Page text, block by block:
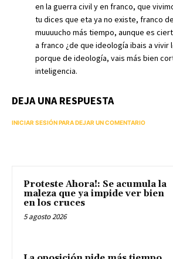
en la guerra civil y en franco, que
tu dices que eta ya no existe, franco
muuuucho más tiempo, aunque es
a franco ¿de que ideología ibais a vivir
porque de ideología, vais más bien
inteligencia.
DEJA UNA RESPUESTA
INICIAR SESIÓN PARA DEJAR UN COMENTARIO
Proteste Ahora!: Se acumula la
maleza que ya impide ver bien
en los cruces
5 agosto 2026